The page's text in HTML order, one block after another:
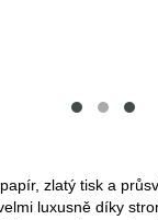
zlatý tisk a
luxusně díky